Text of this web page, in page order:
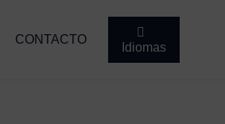
CONTACTO
Idiomas